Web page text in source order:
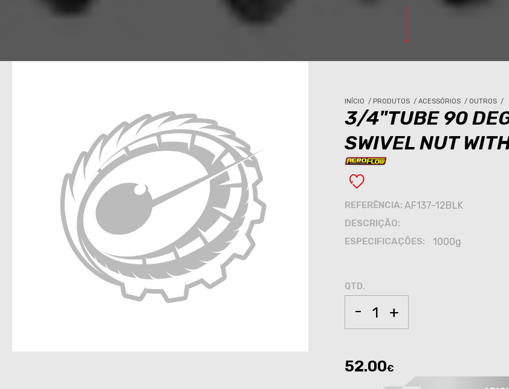
INÍCIO / PRODUTOS / ACESSÓRIOS / OUTROS /
3/4"TUBE 90
SWIVEL NUT
REFERÊNCIA: AF137-12BLK
DESCRIÇÃO:
ESPECIFICAÇÕES:
1000g
QTD.
- +
52.00€